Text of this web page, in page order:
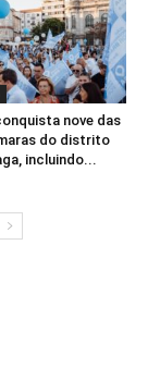
nove das
do distrito
incluindo...